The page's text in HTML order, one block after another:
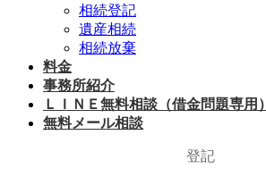
相続登記
遺産相続
相続放棄
料金
事務所紹介
ＬＩＮＥ無料相談（借金問題専用）
無料メール相談
登記